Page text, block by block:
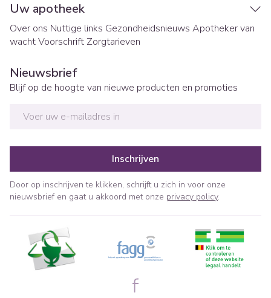
Uw apotheek
Over ons Nuttige links Gezondheidsnieuws Apotheker van
wachtVoorschrift Zorgtarieven
Nieuwsbrief
Blijf op de hoogte van nieuwe producten en promoties
Inschrijven
Door op inschrijven te klikken, schrijft u zich in voor onze
nieuwsbrief en gaat u akkoord met onze privacy policy.